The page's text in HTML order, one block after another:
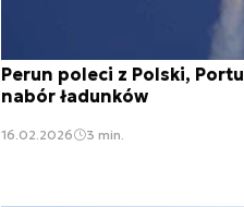
Perun poleci z Polski,
nabór ładunków
16.02.2026 3 min.